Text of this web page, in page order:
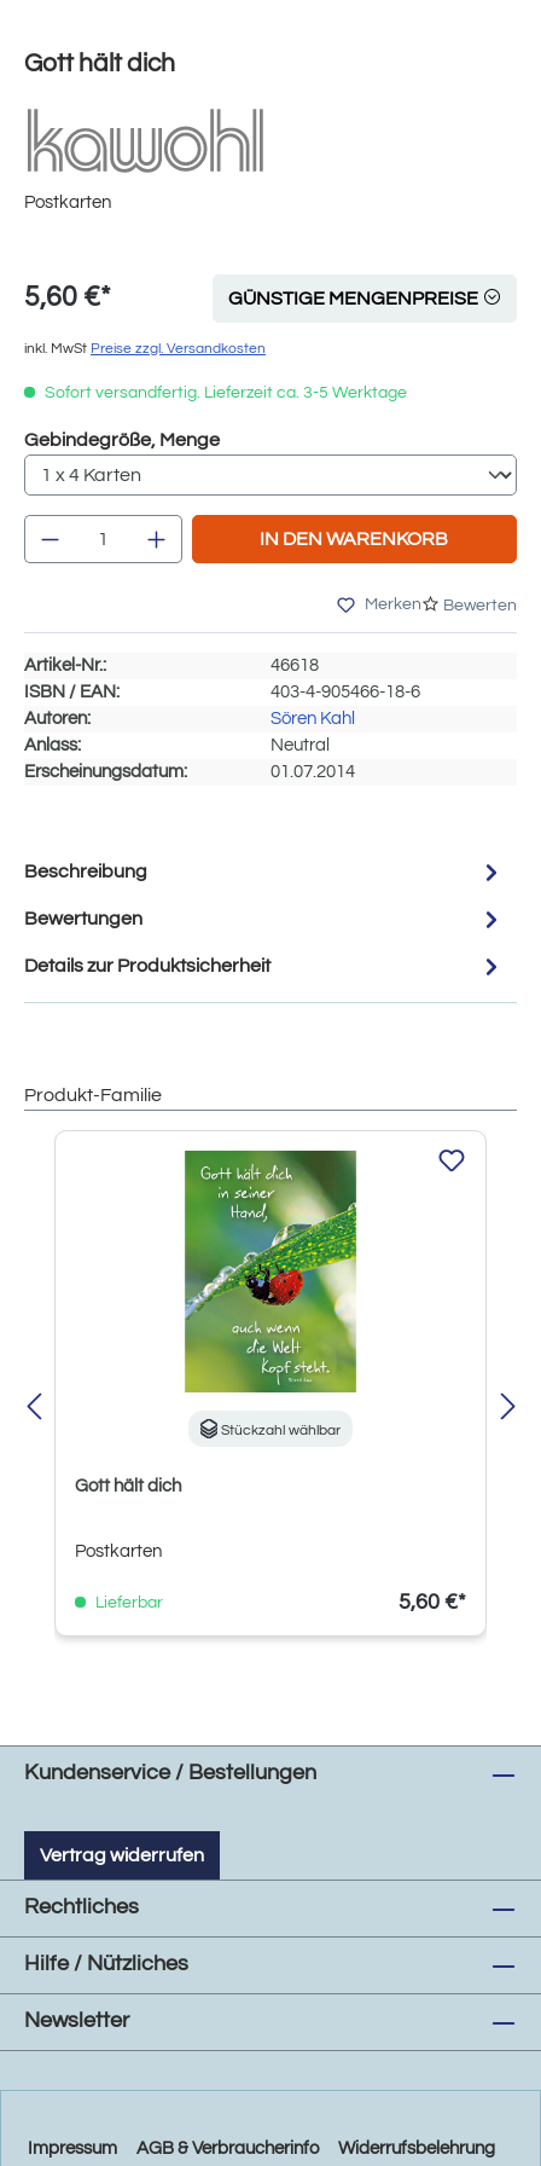
Gott hält dich
Postkarten
5,60 €* GÜNSTIGE MENGENPREISE
inkl. MwSt Preise zzgl. Versandkosten
Sofort versandfertig. Lieferzeit ca. 3-5 Werktage
Gebindegröße, Mengeauswählen
Produkt Anzahl: Gib den gewünschten
IN DEN WARENKORB
Merken Bewerten
Artikel-Nr.:
46618
ISBN / EAN:
403-4-905466-18-6
Autoren:
Sören Kahl
Anlass:
Neutral
Erscheinungsdatum:
01.07.2014
Beschreibung
Bewertungen
Details zur Produktsicherheit
Produkt-Familie
Produktgalerie überspringen
Stückzahl wählbar
Gott hält dich
Postkarten
Lieferbar 5,60 €*
Kundenservice / Bestellungen
Vertrag widerrufen
Rechtliches
Hilfe / Nützliches
Newsletter
Impressum AGB & Verbraucherinfo Widerrufsbelehrung